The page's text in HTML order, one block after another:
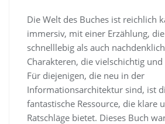
Die Welt des Buches ist reichlich
immersiv, mit einer Erzählung,
schnelllebig als auch
Charakteren, die vielschichtig
Für diejenigen, die neu in der
Informationsarchitektur sind, ist
fantastische Ressource, die klare
Ratschläge bietet. Dieses Buch